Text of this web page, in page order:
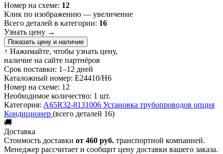
Номер на схеме: 12
Клик по изображению — увеличение
Всего деталей в категории: 16
Узнать цену →
Показать цену и наличие
↑ Нажимайте, чтобы узнать цену,
наличие на сайте партнёров
Срок поставки: 1–12 дней
Каталожный номер: E24410/H6
Номер на схеме: 12
Необходимое количество: 1 шт.
Категория: A65R32-8131006 Установка трубопроводов опция
Кондиционер (всего деталей 16)
🚚
Доставка
Стоимость доставки от 460 руб. транспортной компанией.
Менеджер рассчитает и сообщит цену доставки вашего заказа.